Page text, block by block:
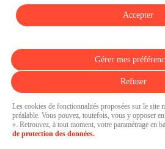
Pressroom propulsée
Les cookies de fonctionnalités proposées sur le site
préalable. Vous pouvez, toutefois, vous y opposer
». Retrouvez, à tout moment, votre paramétrage en
de protection des données.
Refuser
Gérer mes
Accepter